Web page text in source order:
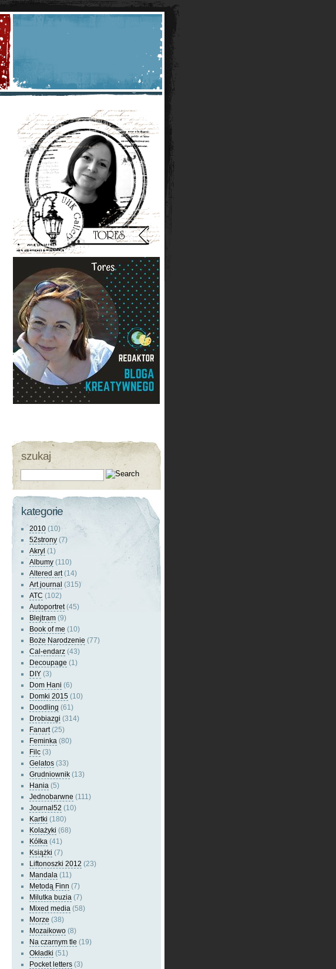
szukaj
kategorie
2010 (10)
52strony (7)
Akryl (1)
Albumy (110)
Altered art(14)
Art journal (315)
ATC (102)
Autoportret(45)
Blejtram (9)
Book of me (10)
Boże Narodzenie (77)
Cal-endarz (43)
Decoupage (1)
DIY (3)
Dom Hani (6)
Domki 2015 (10)
Doodling (61)
Drobiazgi (314)
Fanart(25)
Feminka (80)
Filc (3)
Gelatos (33)
Grudniownik (13)
Hania (5)
Jednobarwne (111)
Journal52 (10)
Kartki (180)
Kolażyki (68)
Kółka (41)
Książki (7)
Liftonoszki 2012 (23)
Mandala (11)
Metodą Finn (7)
Milutka buzia (7)
Mixed media (58)
Morze (38)
Mozaikowo (8)
Na czarnym tle (19)
Okładki (51)
Pocket letters (3)